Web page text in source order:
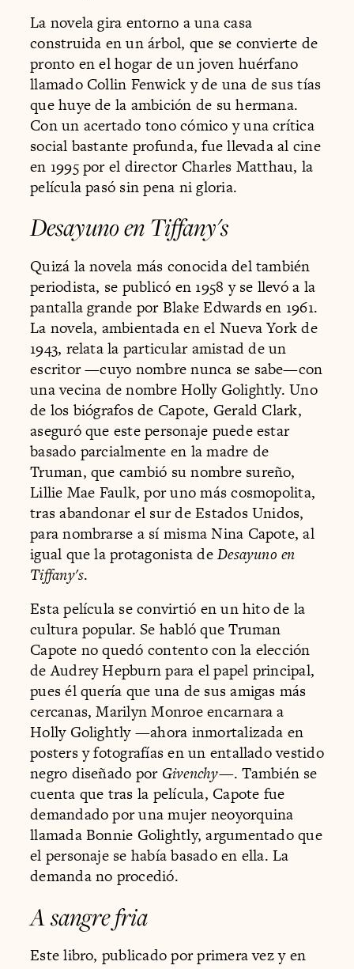
La novela gira entorno a una casa
construida en un árbol, que se convierte de
pronto en el hogar de un joven huérfano
llamado Collin Fenwick y de una de sus tías
que huye de la ambición de su hermana.
Con un acertado tono cómico y una crítica
social bastante profunda, fue llevada al cine
en 1995 por el director Charles Matthau, la
película pasó sin pena ni gloria.
Desayuno en Tiffany's
Quizá la novela más conocida del también
periodista, se publicó en 1958 y se llevó a la
pantalla grande por Blake Edwards en 1961.
La novela, ambientada en el Nueva York de
1943, relata la particular amistad de un
escritor —cuyo nombre nunca se sabe—con
una vecina de nombre Holly Golightly. Uno
de los biógrafos de Capote, Gerald Clark,
aseguró que este personaje puede estar
basado parcialmente en la madre de
Truman, que cambió su nombre sureño,
Lillie Mae Faulk, por uno más cosmopolita,
tras abandonar el sur de Estados Unidos,
para nombrarse a sí misma Nina Capote, al
igual que la protagonista deDesayuno en
Tiffany's.
Esta película se convirtió en un hito de la
cultura popular. Se habló que Truman
Capote no quedó contento con la elección
de Audrey Hepburn para el papel principal,
pues él quería que una de sus amigas más
cercanas, Marilyn Monroe encarnara a
Holly Golightly —ahora inmortalizada en
posters y fotografías en un entallado vestido
negro diseñado por Givenchy—. También se
cuenta que tras la película, Capote fue
demandado por una mujer neoyorquina
llamada Bonnie Golightly, argumentado que
el personaje se había basado en ella. La
demanda no procedió.
A sangre fria
Este libro, publicado por primera vez y en